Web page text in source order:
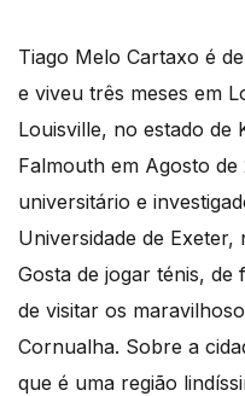
Tiago Melo Cartaxo é
e viveu três meses em
Louisville, no estado de
Falmouth em Agosto
universitário e
Universidade de
Gosta de jogar ténis, de
de visitar os
Cornualha. Sobre a
que é uma região